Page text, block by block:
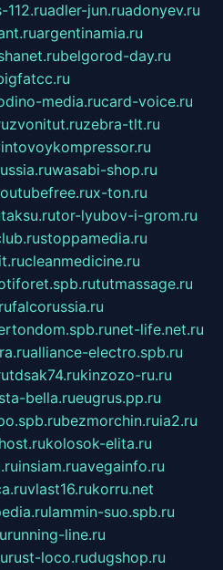
112.ruadler-jun.ruadonyev.ru
argentinamia.ru
belgorod-day.ru
media.rucard-voice.ru
zvonitut.ruzebra-tlt.ru
wasabi-shop.ru
x-ton.ru
taksu.rutor-lyubov-i-grom.ru
stoppamedia.ru
cleanmedicine.ru
tutmassage.ru
falcorussia.ru
net-life.net.ru
alliance-electro.spb.ru
tdsak74.rukinzozo-ru.ru
bella.rueugrus.pp.ru
bezmorchin.ruia2.ru
kolosok-elita.ru
insiam.ruavegainfo.ru
vlast16.rukorru.net
lammin-suo.spb.ru
running-line.ru
rust-loco.rudugshop.ru